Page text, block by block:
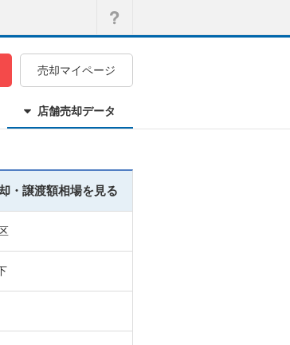
売却マイページ
店舗売却データ
・譲渡額相場を見る